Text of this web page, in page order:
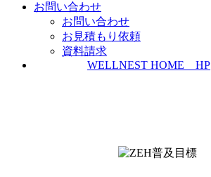
お問い合わせ
お問い合わせ
お見積もり依頼
資料請求
WELLNEST HOME HP